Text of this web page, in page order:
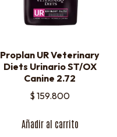
Proplan UR Veterinary
Diets Urinario ST/OX
Canine 2.72
$ 159.800
Añadir al carrito